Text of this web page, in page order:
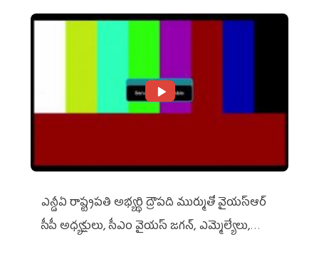
ఎన్డీఏ రాష్ట్ర‌ప‌తి అభ్య‌ర్థి ద్రౌప‌ది ముర్ముతో వైయ‌స్ఆర్
సీపీ అధ్య‌క్షులు, సీఎం వైయ‌స్ జ‌గ‌న్, ఎమ్మెల్యేలు,